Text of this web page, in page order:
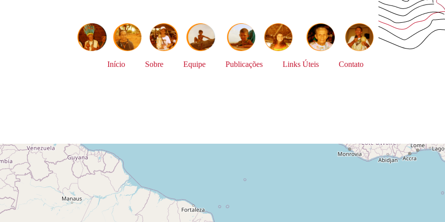
Início Sobre Equipe Publicações Links Úteis Contato